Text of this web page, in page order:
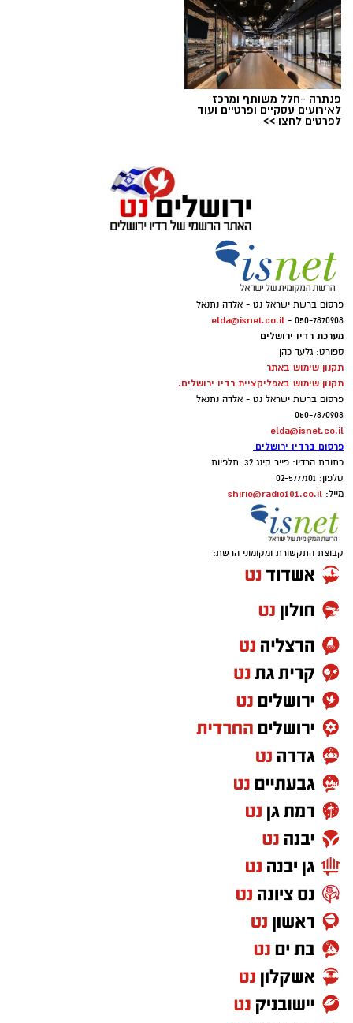
פנתרה -חלל משותף ומרכז
לאירועים עסקיים ופרטיים ועוד
לפרטים לחצו >>
פרסום ברשת ישראל נט - אלדה נתנאל
050-7870908 -
elda@isnet.co.il
מערכת רדיו ירושלים
ספורט: גלעד כהן
תקנון שימוש באתר
תקנון שימוש באפליקציית רדיו ירושלים.
פרסום ברשת ישראל נט - אלדה נתנאל
050-7870908
elda@isnet.co.il
פרסום ברדיו ירושלים
כתובת הרדיו: פייר קינג 32, תלפיות
טלפון: 02-5777101
מייל: shirie@radio101.co.il
קבוצת התקשורת ומקומוני הרשת: